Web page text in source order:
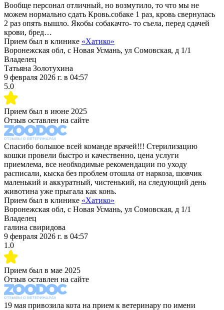
Вообще персонал отличный, но возмутило, то что мы не
можем нормально сдать Кровь.собаке 1 раз, кровь свернулась
2 раз опять вышло. Якобы собакачто- то съела, перед сдачей
крови, бред…
Прием был в клинике «Хатико»
Воронежская обл, с Новая Усмань, ул Сомовская, д 1/1
Владелец
Татьяна Золотухина
9 февраля 2026 г. в 04:57
5.0
Прием был в июне 2025
Отзыв оставлен на сайте
Спасибо большое всей команде врачей!!! Стерилизацию
кошки провели быстро и качественно, цена услуги
приемлема, все необходимые рекомендации по уходу
расписали, кыска без проблем отошла от наркоза, шовчик
маленький и аккуратный, чистенький, на следующий день
животина уже прыгала как конь.
Прием был в клинике «Хатико»
Воронежская обл, с Новая Усмань, ул Сомовская, д 1/1
Владелец
галина свиридова
9 февраля 2026 г. в 04:57
1.0
Прием был в мае 2025
Отзыв оставлен на сайте
19 мая привозила кота на прием к ветеринару по имени